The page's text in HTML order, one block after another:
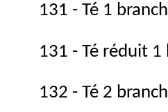
131 - Té 1
131 - Té réduit 1
132 - Té 2